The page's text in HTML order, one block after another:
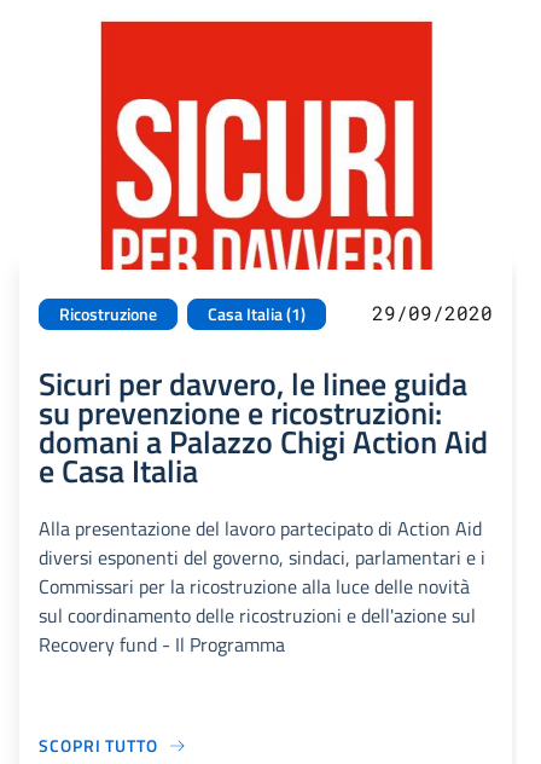
Ricostruzione Casa Italia (1) 29/09/2020
Sicuri per davvero, le linee guida
su prevenzione e ricostruzioni:
domani a Palazzo Chigi Action Aid
e Casa Italia
Alla presentazione del lavoro partecipato di Action Aid
diversi esponenti del governo, sindaci, parlamentari e i
Commissari per la ricostruzione alla luce delle novità
sul coordinamento delle ricostruzioni e dell'azione sul
Recovery fund - Il Programma
SCOPRI TUTTO